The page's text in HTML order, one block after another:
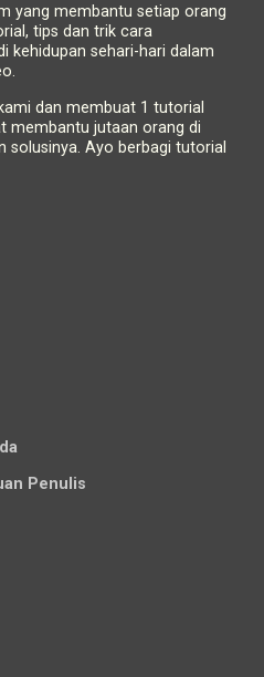
yang membantu setiap orang
tips dan trik cara
kehidupan sehari-hari dalam
dan membuat 1 tutorial
membantu jutaan orang di
solusinya. Ayo berbagi tutorial
Penulis